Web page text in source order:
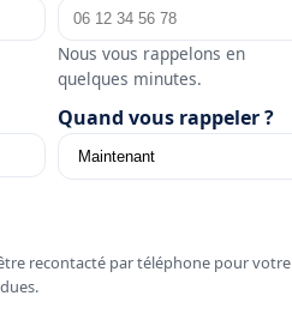
Nous vous rappelons en
quelques minutes.
Quand vous rappeler ?
recontacté par téléphone pour votre